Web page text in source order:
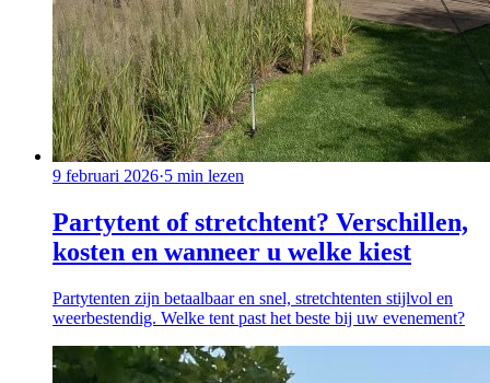
9 februari 2026·5 min lezen
Partytent of stretchtent? Verschillen,
kosten en wanneer u welke kiest
Partytenten zijn betaalbaar en snel, stretchtenten stijlvol en
weerbestendig. Welke tent past het beste bij uw evenement?